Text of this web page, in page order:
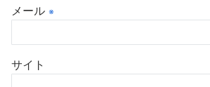
メール ※
サイト